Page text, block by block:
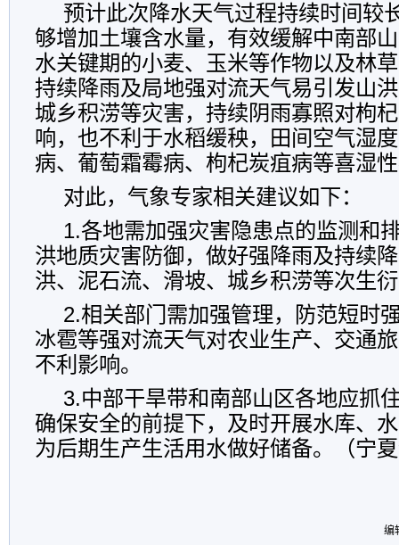
预计此次降水天气过程持续时间较
够增加土壤含水量，有效缓解中南部
水关键期的小麦、玉米等作物以及林
持续降雨及局地强对流天气易引发山
城乡积涝等灾害，持续阴雨寡照对枸
响，也不利于水稻缓秧，田间空气湿
病、葡萄霜霉病、枸杞炭疽病等喜湿
对此，气象专家相关建议如下：
1.各地需加强灾害隐患点的监测和
洪地质灾害防御，做好强降雨及持续
洪、泥石流、滑坡、城乡积涝等次生
2.相关部门需加强管理，防范短时
冰雹等强对流天气对农业生产、交通
不利影响。
3.中部干旱带和南部山区各地应抓
确保安全的前提下，及时开展水库、
为后期生产生活用水做好储备。（宁
编